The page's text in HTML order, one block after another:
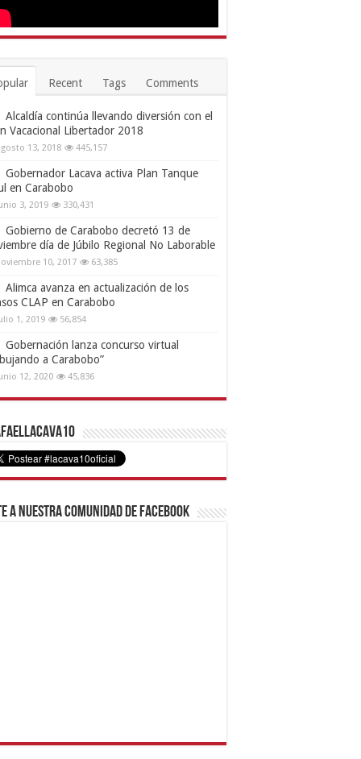
Recent Tags Comments
Alcaldía continúa llevando diversión con el
Vacacional Libertador 2018
13, 2018 445,157
Gobernador Lacava activa Plan Tanque
en Carabobo
3, 2019 330,431
Gobierno de Carabobo decretó 13 de
día de Júbilo Regional No Laborable
10, 2017 63,385
Alimca avanza en actualización de los
CLAP en Carabobo
1, 2019 56,854
Gobernación lanza concurso virtual
a Carabobo”
12, 2020 45,836
a nuestra comunidad de Facebook